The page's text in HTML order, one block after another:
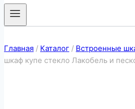
Главная / Каталог / Встроенные
шкаф купе стекло Лакобель и